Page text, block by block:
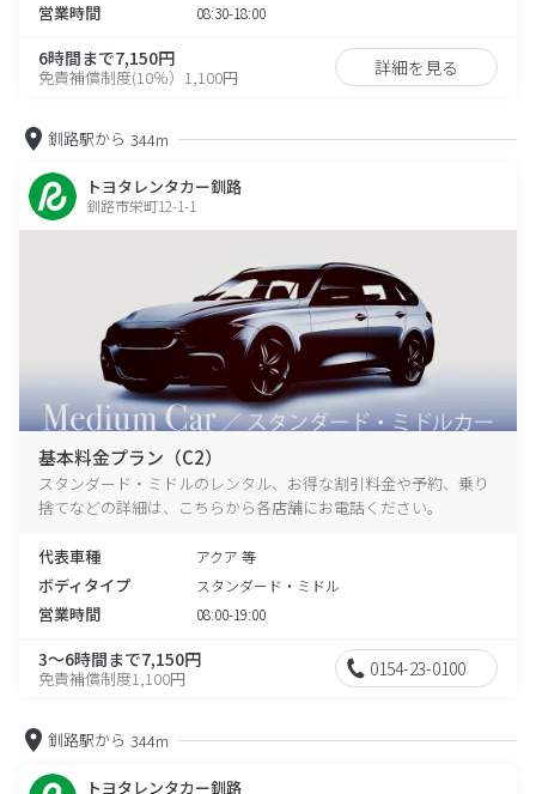
営業時間 08:30-18:00
6時間まで7,150円
免責補償制度(10％）1,100円 詳細を見る
釧路駅から 344m
トヨタレンタカー釧路
釧路市栄町12-1-1
基本料金プラン（C2）
スタンダード・ミドルのレンタル、お得な割引料金や予約、乗り
捨てなどの詳細は、こちらから各店舗にお電話ください。
代表車種 アクア 等
ボディタイプ スタンダード・ミドル
営業時間 08:00-19:00
3～6時間まで7,150円
免責補償制度1,100円 0154-23-0100
釧路駅から 344m
トヨタレンタカー釧路